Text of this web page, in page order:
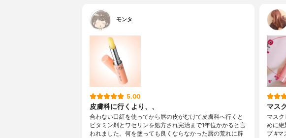
モンタ
5.00
皮膚科に行くより、、
合わない口紅を使ってから唇の皮がむけて皮膚科へ行くと
ビタミン剤とワセリンを処方され完治まで1年位かかると言
われました。何を塗っても良くならなかった唇の荒れに辟
マス
マス
めに絶
プ #マ